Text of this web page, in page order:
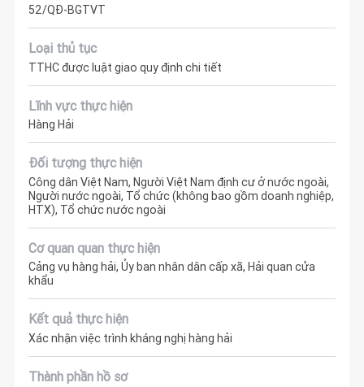
52/QĐ-BGTVT
Loại thủ tục
TTHC được luật giao quy định chi tiết
Lĩnh vực thực hiện
Hàng Hải
Đối tượng thực hiện
Công dân Việt Nam, Người Việt Nam định cư ở nước ngoài,
Người nước ngoài, Tổ chức (không bao gồm doanh nghiệp,
HTX), Tổ chức nước ngoài
Cơ quan quan thực hiện
Cảng vụ hàng hải, Ủy ban nhân dân cấp xã, Hải quan cửa
khẩu
Kết quả thực hiện
Xác nhận việc trình kháng nghị hàng hải
Thành phần hồ sơ